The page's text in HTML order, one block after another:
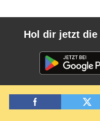
Hol dir jetzt die